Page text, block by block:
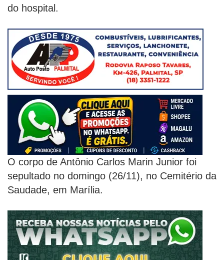
do hospital.
O corpo de Antônio Carlos Marin Junior foi
sepultado no domingo (26/11), no Cemitério da
Saudade, em Marília.